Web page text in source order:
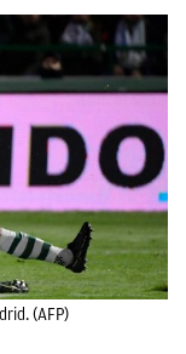
(AFP)